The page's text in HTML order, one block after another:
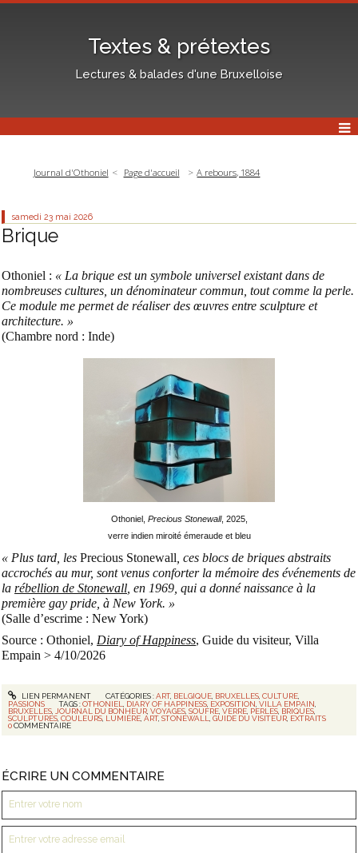
Textes & prétextes
Lectures & balades d'une Bruxelloise
Journal d'Othoniel Page d'accueil A rebours, 1884
samedi 23 mai 2026
Brique
Othoniel : « La brique est un symbole universel existant dans de
nombreuses cultures, un dénominateur commun, tout comme la perle.
Ce module me permet de réaliser des œuvres entre sculpture et
architecture. »
(Chambre nord : Inde)
Othoniel, Precious Stonewall, 2025,
verre indien miroité émeraude et bleu
« Plus tard, les Precious Stonewall , ces blocs de briques abstraits
accrochés au mur, sont venus conforter la mémoire des événements de
la rébellion de Stonewall , en 1969, qui a donné naissance à la
première gay pride, à New York. »
(Salle d’escrime : New York)
Source : Othoniel, Diary of Happiness, Guide du visiteur, Villa
Empain > 4/10/2026
LIEN PERMANENT CATÉGORIES :ART, BELGIQUE, BRUXELLES, CULTURE,
PASSIONS
TAGS :OTHONIEL DIARY OF HAPPINESS EXPOSITION ,VILLA EMPAIN
BRUXELLES JOURNAL DU BONHEUR ,VOYAGES ,SOUFRE ,VERRE PERLES BRIQUES
SCULPTURES ,COULEURS LUMIÈRE ,ART,STONEWALL ,GUIDE DU VISITEUR EXTRAITS
0COMMENTAIRE
ÉCRIRE UN COMMENTAIRE